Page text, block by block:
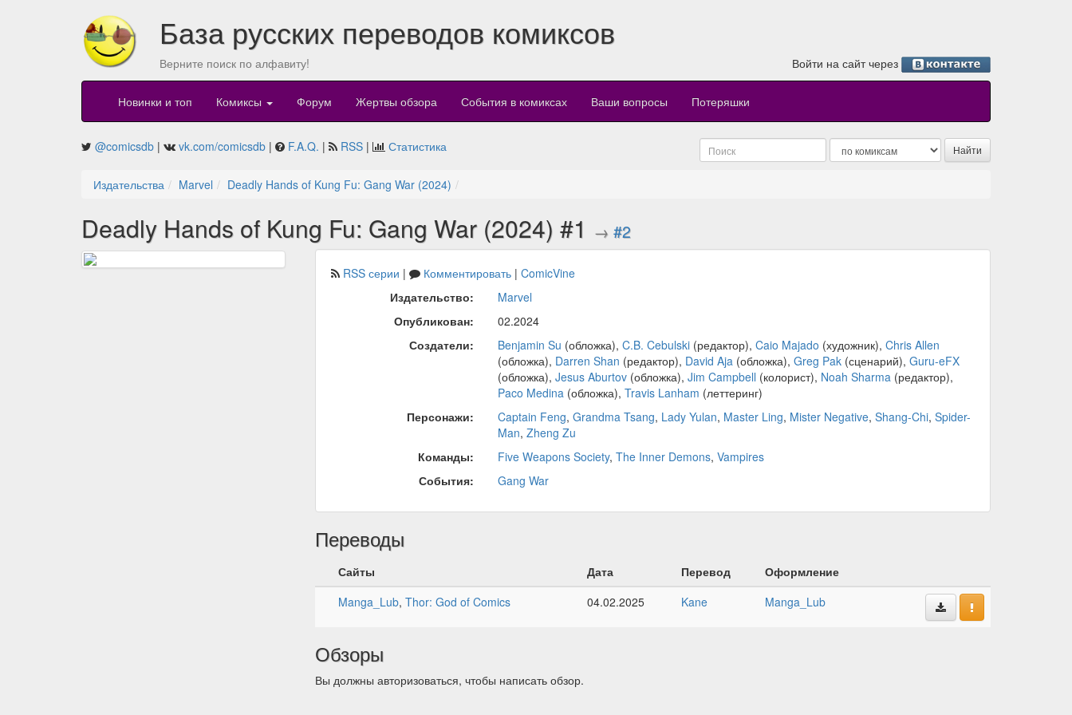
База русских переводов комиксов
Верните поиск по алфавиту! Войти на сайт через
Новинки и топ Комиксы Форум Жертвы обзора События в комиксах Ваши вопросы Потеряшки
@comicsdb | vk.com/comicsdb | F.A.Q. | RSS | Статистика
Издательства Marvel Deadly Hands of Kung Fu: Gang War (2024)
Deadly Hands of Kung Fu: Gang War (2024) #1 → #2
RSS серии | Комментировать| ComicVine
Издательство:
Marvel
Опубликован:
02.2024
Создатели:
Benjamin Su (обложка), C.B. Cebulski(редактор), Caio Majado (художник), Chris Allen
(обложка), Darren Shan (редактор), David Aja(обложка), Greg Pak(сценарий), Guru-eFX
(обложка), Jesus Aburtov(обложка), Jim Campbell (колорист), Noah Sharma(редактор),
Paco Medina(обложка), Travis Lanham (леттеринг)
Персонажи:
Captain Feng, Grandma Tsang, Lady Yulan, Master Ling, Mister Negative, Shang-Chi, Spider-
Man, Zheng Zu
Команды:
Five Weapons Society, The Inner Demons, Vampires
События:
Gang War
Переводы
Сайты Дата Перевод
Оформление
Manga_Lub, Thor: God of Comics 04.02.2025 Kane Manga_Lub
Обзоры
Вы должны авторизоваться, чтобы написать обзор.